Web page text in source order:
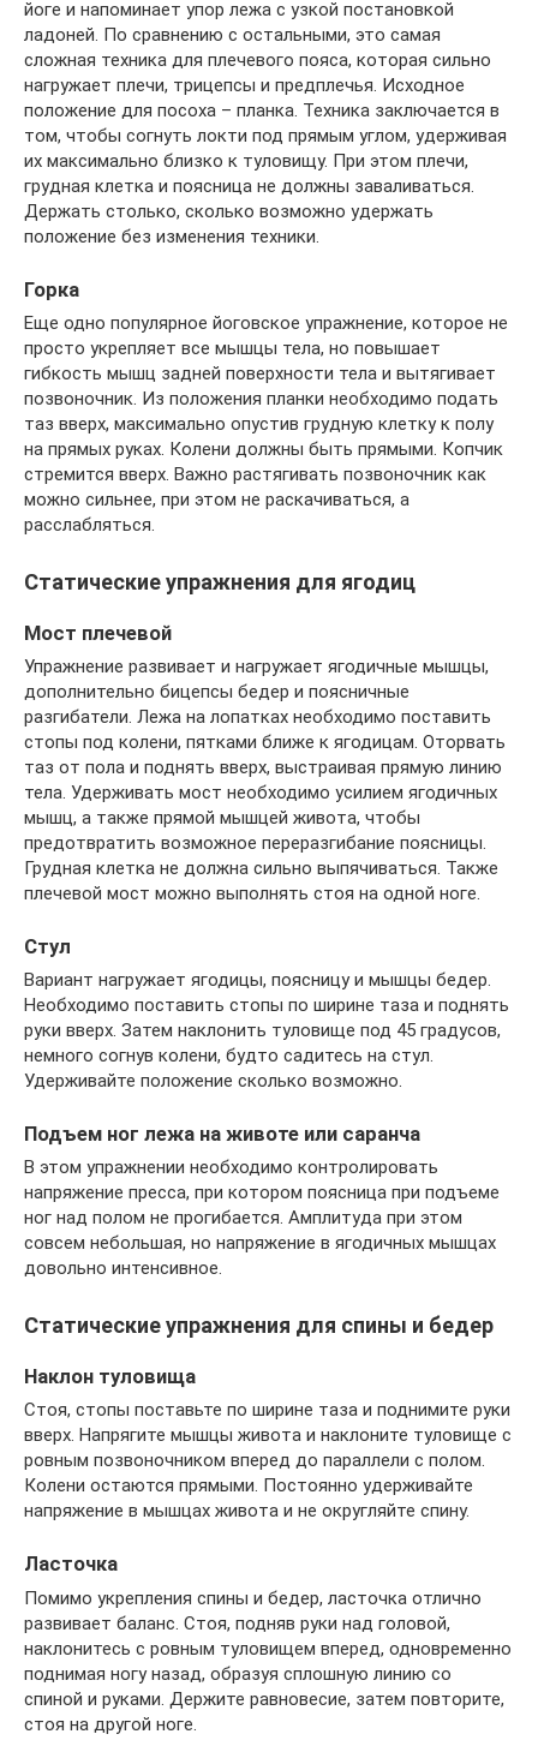
йоге и напоминает упор лежа с узкой постановкой
ладоней. По сравнению с остальными, это самая
сложная техника для плечевого пояса, которая сильно
нагружает плечи, трицепсы и предплечья. Исходное
положение для посоха – планка. Техника заключается в
том, чтобы согнуть локти под прямым углом, удерживая
их максимально близко к туловищу. При этом плечи,
грудная клетка и поясница не должны заваливаться.
Держать столько, сколько возможно удержать
положение без изменения техники.
Горка
Еще одно популярное йоговское упражнение, которое не
просто укрепляет все мышцы тела, но повышает
гибкость мышц задней поверхности тела и вытягивает
позвоночник. Из положения планки необходимо подать
таз вверх, максимально опустив грудную клетку к полу
на прямых руках. Колени должны быть прямыми. Копчик
стремится вверх. Важно растягивать позвоночник как
можно сильнее, при этом не раскачиваться, а
расслабляться.
Статические упражнения для ягодиц
Мост плечевой
Упражнение развивает и нагружает ягодичные мышцы,
дополнительно бицепсы бедер и поясничные
разгибатели. Лежа на лопатках необходимо поставить
стопы под колени, пятками ближе к ягодицам. Оторвать
таз от пола и поднять вверх, выстраивая прямую линию
тела. Удерживать мост необходимо усилием ягодичных
мышц, а также прямой мышцей живота, чтобы
предотвратить возможное переразгибание поясницы.
Грудная клетка не должна сильно выпячиваться. Также
плечевой мост можно выполнять стоя на одной ноге.
Стул
Вариант нагружает ягодицы, поясницу и мышцы бедер.
Необходимо поставить стопы по ширине таза и поднять
руки вверх. Затем наклонить туловище под 45 градусов,
немного согнув колени, будто садитесь на стул.
Удерживайте положение сколько возможно.
Подъем ног лежа на животе или саранча
В этом упражнении необходимо контролировать
напряжение пресса, при котором поясница при подъеме
ног над полом не прогибается. Амплитуда при этом
совсем небольшая, но напряжение в ягодичных мышцах
довольно интенсивное.
Статические упражнения для спины и бедер
Наклон туловища
Стоя, стопы поставьте по ширине таза и поднимите руки
вверх. Напрягите мышцы живота и наклоните туловище с
ровным позвоночником вперед до параллели с полом.
Колени остаются прямыми. Постоянно удерживайте
напряжение в мышцах живота и не округляйте спину.
Ласточка
Помимо укрепления спины и бедер, ласточка отлично
развивает баланс. Стоя, подняв руки над головой,
наклонитесь с ровным туловищем вперед, одновременно
поднимая ногу назад, образуя сплошную линию со
спиной и руками. Держите равновесие, затем повторите,
стоя на другой ноге.